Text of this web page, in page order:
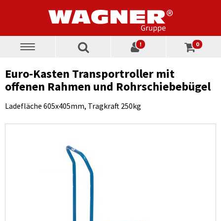
Toggle
! 0
Euro-Kasten Transportroller mit
offenen Rahmen und Rohrschiebebügel
Ladefläche 605x405mm, Tragkraft 250kg